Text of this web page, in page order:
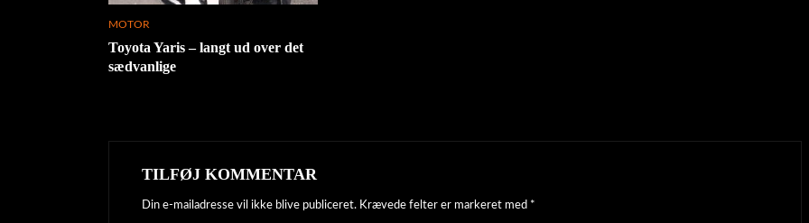
MOTOR
Toyota Yaris – langt ud over det
sædvanlige
TILFØJ KOMMENTAR
Din e-mailadresse vil ikke blive publiceret. Krævede felter er markeret med *